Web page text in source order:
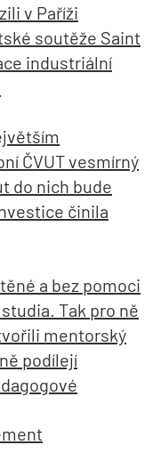
v Paříži
soutěže Saint
industriální
ČVUT vesmírný
do nich bude
činila
a bez pomoci
Tak pro ně
mentorský
podílejí